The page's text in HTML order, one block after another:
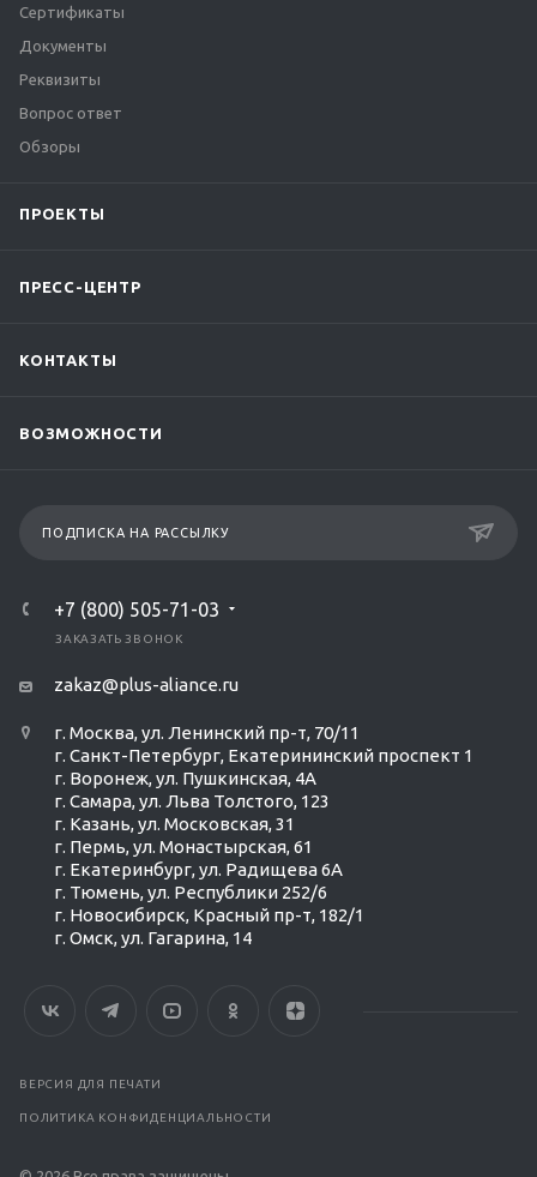
Сертификаты
Документы
Реквизиты
Вопрос ответ
Обзоры
ПРОЕКТЫ
ПРЕСС-ЦЕНТР
КОНТАКТЫ
ВОЗМОЖНОСТИ
ПОДПИСКА НА РАССЫЛКУ
+7 (800) 505-71-03
ЗАКАЗАТЬ ЗВОНОК
zakaz@plus-aliance.ru
г. Москва, ул. Ленинский пр-т, 70/11
г. Санкт-Петербург, Екатерининский проспект 1
г. Воронеж, ул. Пушкинская, 4А
г. Самара, ул. Льва Толстого, 123
г. Казань, ул. Московская, 31
г. Пермь, ул. Монастырская, 61
г. Екатеринбург, ул. Радищева 6А
г. Тюмень, ул. Республики 252/6
г. Новосибирск, Красный пр-т, 182/1
г. Омск, ул. ​Гагарина, 14
ВЕРСИЯ ДЛЯ ПЕЧАТИ
ПОЛИТИКА КОНФИДЕНЦИАЛЬНОСТИ